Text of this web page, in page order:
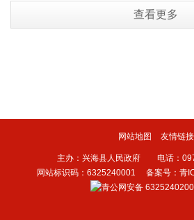
题整改销号情况公示表（
查看更多
网站地图 友情链接
主办：兴海县人民政府 电话：
网站标识码：6325240001 备案号：青
青公网安备